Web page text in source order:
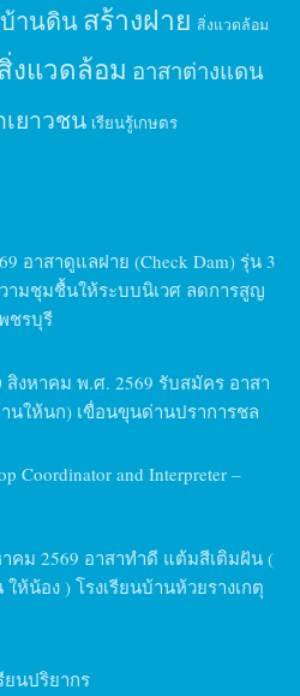
านดินสร้างฝาย สิ่งแวดล้อม
งแวดล้อม อาสาต่างแดน
เยาวชน เรียนรู้เกษตร
อาสาดูแลฝาย (Check Dam) รุ่น 3
มชุมชื้นให้ระบบนิเวศ ลดการสูญ
ชรบุรี
งหาคม พ.ศ. 2569 รับสมัคร อาสา
นให้นก) เขื่อนขุนด่านปราการชล
Coordinator and Interpreter –
าคม 2569 อาสาทำดี แต้มสีเติมฝัน (
ห้น้อง ) โรงเรียนบ้านห้วยรางเกตุ
ยนปริยากร